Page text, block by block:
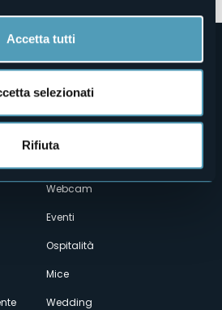
Accetta tutti
selezionati
Rifiuta
Webcam
Eventi
Ospitalità
Mice
Wedding